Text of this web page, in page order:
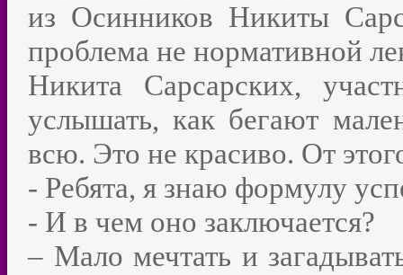
из Осинников Никиты
проблема не нормативной
Никита Сарсарских,
услышать, как бегают
всю. Это не красиво. От
- Ребята, я знаю формулу
- И в чем оно заключается?
– Мало мечтать и